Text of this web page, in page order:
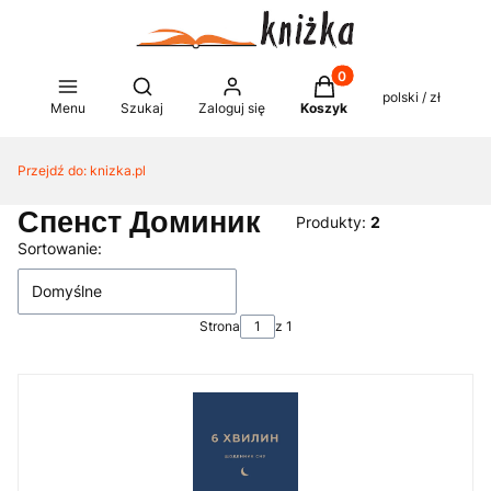
Menu
Otwórz wyszukiwarkę
Szukaj Zaloguj się
Produkty w koszyku:
Koszyk
polski / zł
Przejdź do: knizka.pl
Спенст Доминик Produkty: 2
Lista produktów
Sortowanie:
Domyślne
Strona z 1